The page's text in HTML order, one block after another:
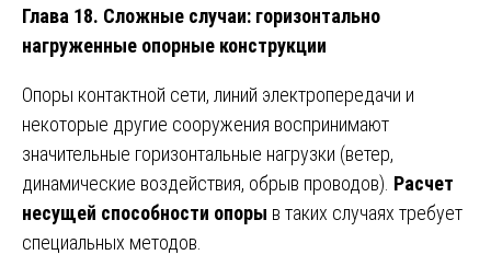
Глава 18. Сложные случаи: горизонтально
нагруженные опорные конструкции
Опоры контактной сети, линий электропередачи и
некоторые другие сооружения воспринимают
значительные горизонтальные нагрузки (ветер,
динамические воздействия, обрыв проводов). Расчет
несущей способности опоры в таких случаях требует
специальных методов.